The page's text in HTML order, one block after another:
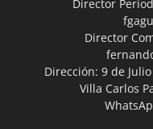
Director
Director
Dirección: 9 de
Villa Carlos